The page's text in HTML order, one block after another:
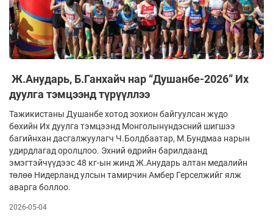
Ж.Анударь, Б.Ганхайч нар “Душанбе-2026” Их
дуулга тэмцээнд түрүүллээ
Тажикистаны Душанбе хотод зохион байгуулсан жүдо
бөхийн Их дуулга тэмцээнд Монголынүндэсний шигшээ
багийнхан дас­гал­жуулагч Ч.Болдбаатар, М.Бундмаа на­рын
удирдлагад оролцлоо. Эхний өдрийн барил­даанд
эмэгтэйчүүдээс 48 кг-ын жинд Ж.Анударь алтан медалийн
төлөө Нидерланд улсын тамирчин Амбер Герселжийг ялж
аварга боллоо.
2026-05-04